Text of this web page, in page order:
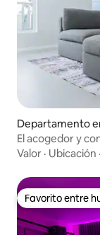
Departamento
Valor · Ubicación ·
Favorito entre
Favorito entre